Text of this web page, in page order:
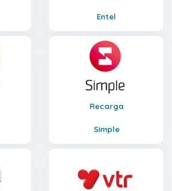
Entel
Recarga
Simple